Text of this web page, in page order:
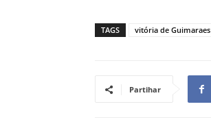
TAGS vitória de Guimaraes
Partihar